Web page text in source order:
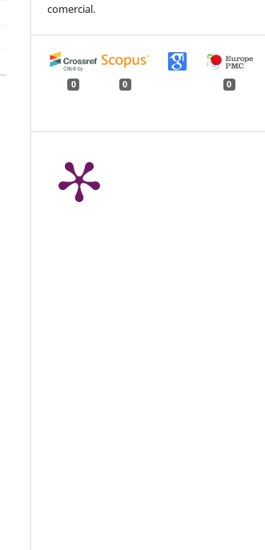
comercial.
0 0 0